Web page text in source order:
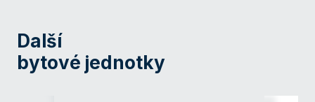
Další
bytové jednotky